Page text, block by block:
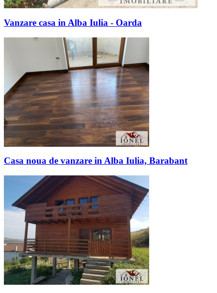
Vanzare casa in Alba Iulia - Oarda
Casa noua de vanzare in Alba Iulia, Barabant